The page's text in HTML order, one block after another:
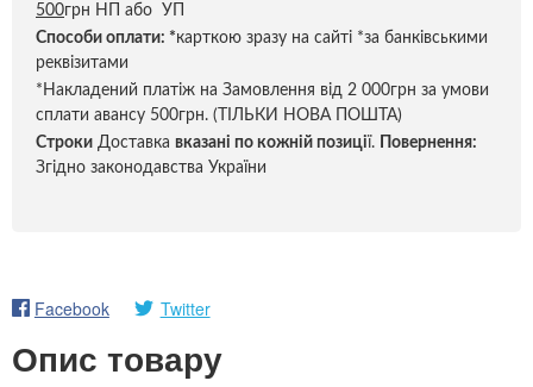
500грн НП або УП
Способи оплати: *карткою зразу на сайті *за банківськими
реквізитами
*Накладений платіж на Замовлення від 2 000грн за умови
сплати авансу 500грн. (ТІЛЬКИ НОВА ПОШТА)
Строки Доставка вказані по кожній позиції.
Повернення:
Згідно законодавства України
Facebook Twitter
Опис товару